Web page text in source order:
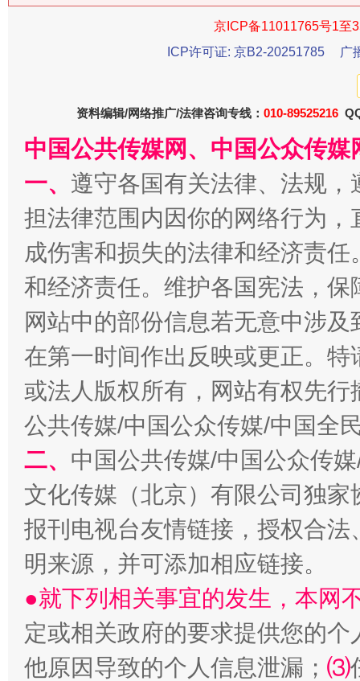
习近平的博鳌关键词
魏明亮
“刷贴”乱象丛生
生
揭批美国五大"原罪" "炒
京ICP备11011765号1至
ICP许可证: 京B2-20251785
广
资料编辑/网络推广/法律咨询专线： 010-89525216
中国公共传媒网、中国公众传
一、 遵守各国有关法律、法规
担法律范围内因你的网络行为
成伤害和损失的法律和经济责
和经济责任。维护各国宪法，
网站中的部份信息若无意中涉
在第一时间作出反映或更正。
或法人版权所有，网站有权先
公共传媒/中国公众传媒/中国全
二、 中国公共传媒/中国公众传
文化传媒（北京）有限公司独
报刊电视台友情链接，授权合
明来源，并可添加相应链接。
●就下列相关事宜的发生，本网
定或相关政府的要求提供您的个
他原因导致的个人信息泄漏； ⑶